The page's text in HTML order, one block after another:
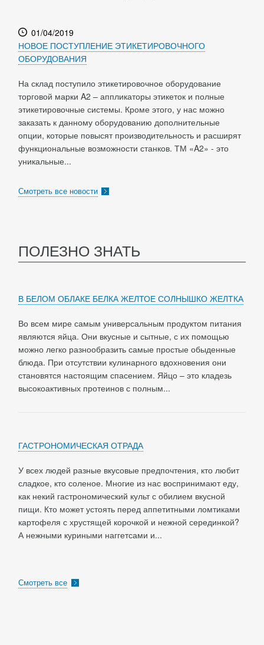
01/04/2019
НОВОЕ ПОСТУПЛЕНИЕ ЭТИКЕТИРОВОЧНОГО
ОБОРУДОВАНИЯ
На склад поступило этикетировочное оборудование
торговой марки A2 – аппликаторы этикеток и полные
этикетировочные системы. Кроме этого, у нас можно
заказать к данному оборудованию дополнительные
опции, которые повысят производительность и расширят
функциональные возможности станков. ТМ «A2» - это
уникальные...
Смотреть все новости
ПОЛЕЗНО ЗНАТЬ
В БЕЛОМ ОБЛАКЕ БЕЛКА ЖЕЛТОЕ СОЛНЫШКО ЖЕЛТКА
Во всем мире самым универсальным продуктом питания
являются яйца. Они вкусные и сытные, с их помощью
можно легко разнообразить самые простые обыденные
блюда. При отсутствии кулинарного вдохновения они
становятся настоящим спасением. Яйцо – это кладезь
высокоактивных протеинов с полным...
ГАСТРОНОМИЧЕСКАЯ ОТРАДА
У всех людей разные вкусовые предпочтения, кто любит
сладкое, кто соленое. Многие из нас воспринимают еду,
как некий гастрономический культ с обилием вкусной
пищи. Кто может устоять перед аппетитными ломтиками
картофеля с хрустящей корочкой и нежной серединкой?
А нежными куриными наггетсами и...
Смотреть все